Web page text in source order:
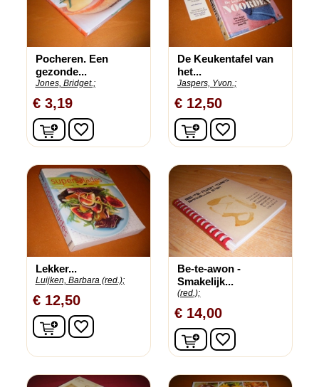
Pocheren. Een
gezonde...
Jones, Bridget.;
€ 3,19
In winkelwagen
favorite_border
De Keukentafel van
het...
Jaspers, Yvon.;
€ 12,50
In winkelwagen
favorite_border
Lekker...
Luijken, Barbara (red.);
€ 12,50
In winkelwagen
favorite_border
Be-te-awon -
Smakelijk...
(red.);
€ 14,00
In winkelwagen
favorite_border